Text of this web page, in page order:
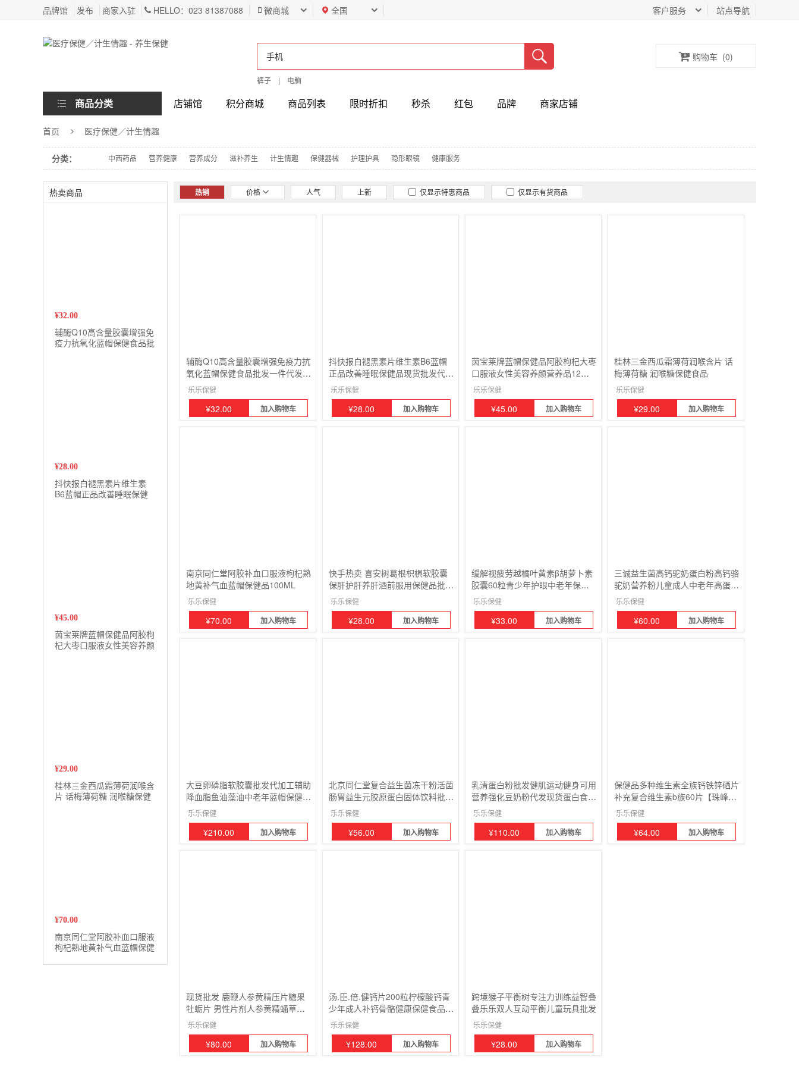
品牌馆 发布 商家入驻 HELLO：023 81387088 微商城 全国 客户服务 站点导航
裤子 | 电脑
购物车 (0)
店铺馆 积分商城 商品列表 限时折扣 秒杀 红包 品牌 商家店铺
商品分类
首页 医疗保健／计生情趣
分类： 中西药品 营养健康 营养成分 滋补养生 计生情趣 保健器械 护理护具 隐形眼镜 健康服务
热卖商品
¥32.00
辅酶Q10高含量胶囊增强免
疫力抗氧化蓝帽保健食品批
¥28.00
抖快报白褪黑素片维生素
B6蓝帽正品改善睡眠保健
¥45.00
茵宝莱牌蓝帽保健品阿胶枸
杞大枣口服液女性美容养颜
¥29.00
桂林三金西瓜霜薄荷润喉含
片 话梅薄荷糖 润喉糖保健
¥70.00
南京同仁堂阿胶补血口服液
枸杞熟地黄补气血蓝帽保健
热销 价格 人气 上新 仅显示特惠商品 仅显示有货商品
辅酶Q10高含量胶囊增强免疫力抗
氧化蓝帽保健食品批发一件代发2
盒
乐乐保健
¥32.00 加入购物车
抖快报白褪黑素片维生素B6蓝帽
正品改善睡眠保健品现货批发代发
2瓶
乐乐保健
¥28.00 加入购物车
茵宝莱牌蓝帽保健品阿胶枸杞大枣
口服液女性美容养颜营养品12支
装
乐乐保健
¥45.00 加入购物车
桂林三金西瓜霜薄荷润喉含片 话
梅薄荷糖 润喉糖保健食品
乐乐保健
¥29.00 加入购物车
南京同仁堂阿胶补血口服液枸杞熟
地黄补气血蓝帽保健品100ML
乐乐保健
¥70.00 加入购物车
快手热卖 喜安树葛根枳椇软胶囊
保肝护肝养肝酒前服用保健品批发
2瓶
乐乐保健
¥28.00 加入购物车
缓解视疲劳越橘叶黄素β胡萝卜素
胶囊60粒青少年护眼中老年保健
品一瓶
乐乐保健
¥33.00 加入购物车
三诚益生菌高钙驼奶蛋白粉高钙骆
驼奶营养粉儿童成人中老年高蛋白
4桶
乐乐保健
¥60.00 加入购物车
大豆卵磷脂软胶囊批发代加工辅助
降血脂鱼油藻油中老年蓝帽保健品
5瓶
乐乐保健
¥210.00 加入购物车
北京同仁堂复合益生菌冻干粉活菌
肠胃益生元胶原蛋白固体饮料批发
3件
乐乐保健
¥56.00 加入购物车
乳清蛋白粉批发健肌运动健身可用
营养强化豆奶粉代发现货蛋白食品
2瓶
乐乐保健
¥110.00 加入购物车
保健品多种维生素全族钙铁锌硒片
补充复合维生素b族60片【珠峰】
2盒
乐乐保健
¥64.00 加入购物车
现货批发 鹿鞭人参黄精压片糖果
牡蛎片 男性片剂人参黄精蛹草片2
盒
乐乐保健
¥80.00 加入购物车
汤.臣.倍.健钙片200粒柠檬酸钙青
少年成人补钙骨骼健康保健食品2
瓶
乐乐保健
¥128.00 加入购物车
跨境猴子平衡树专注力训练益智叠
叠乐乐双人互动平衡儿童玩具批发
乐乐保健
¥28.00 加入购物车